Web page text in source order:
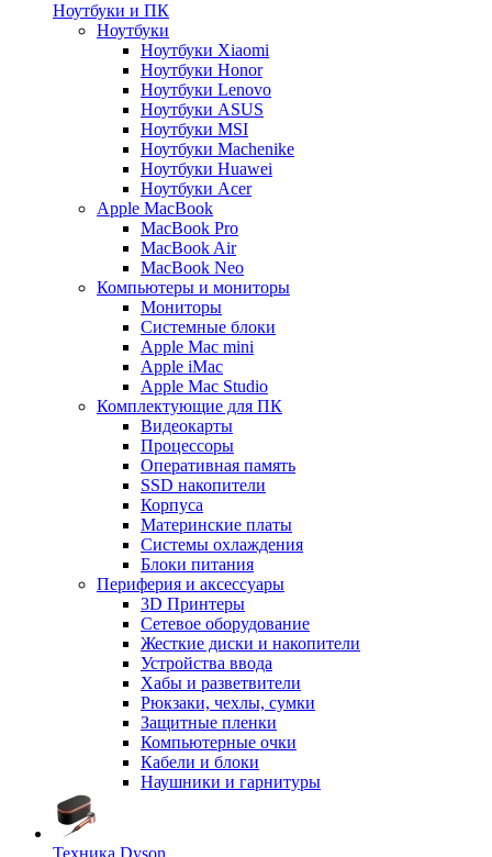
Ноутбуки и ПК
Ноутбуки
Ноутбуки Xiaomi
Ноутбуки Honor
Ноутбуки Lenovo
Ноутбуки ASUS
Ноутбуки MSI
Ноутбуки Machenike
Ноутбуки Huawei
Ноутбуки Acer
Apple MacBook
MacBook Pro
MacBook Air
MacBook Neo
Компьютеры и мониторы
Мониторы
Системные блоки
Apple Mac mini
Apple iMac
Apple Mac Studio
Комплектующие для ПК
Видеокарты
Процессоры
Оперативная память
SSD накопители
Корпуса
Материнские платы
Системы охлаждения
Блоки питания
Периферия и аксессуары
3D Принтеры
Сетевое оборудование
Жесткие диски и накопители
Устройства ввода
Хабы и разветвители
Рюкзаки, чехлы, сумки
Защитные пленки
Компьютерные очки
Кабели и блоки
Наушники и гарнитуры
Техника Dyson